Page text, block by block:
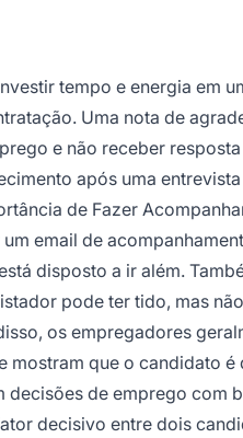
tempo e energia em
Uma nota de
e não receber
após uma
de Fazer
um email de
disposto a ir além.
pode ter tido, mas
os empregadores
mostram que o candidato
decisões de emprego com
decisivo entre dois